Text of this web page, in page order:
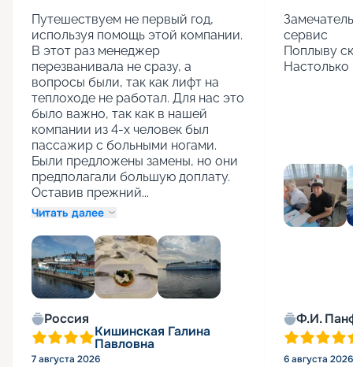
Путешествуем не первый год,
используя помощь этой компании.
В этот раз менеджер
перезванивала не сразу, а
вопросы были, так как лифт на
теплоходе не работал. Для нас это
было важно, так как в нашей
компании из 4-х человек был
пассажир с больными ногами.
Были предложены замены, но они
предполагали большую доплату.
Оставив прежний...
Читать далее
Россия
Кишинская Галина
Павловна
7 августа 2026
сервис
Поплыву
Ф.И.
6 августа 2026